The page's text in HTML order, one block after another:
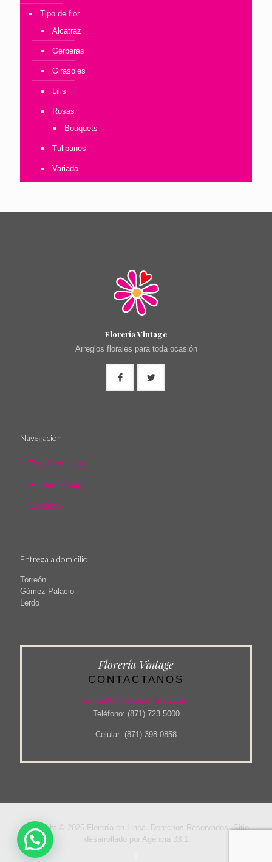
Tipo de flor
Alcatraz
Gerberas
Girasoles
Lilis
Rosas
Bouquets
Tulipanes
Variada
Florería Vintage
Arreglos florales para toda ocasión
Navegación
Tienda en línea
Formas de pago
Contacto
Entrega a domicilio
Torreón
Gómez Palacio
Lerdo
Florería Vintage
CONTACTANOS
contacto@floreriaenlinea.com
Teléfono: (871) 723 5000
Celular: (871) 398 0858
Copyright © 2025 Florería en Linea. Derechos Reservados. Sitio
desarrollado por Agencia 33.1